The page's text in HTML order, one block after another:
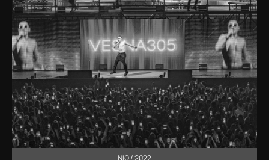
NЮ / 2022